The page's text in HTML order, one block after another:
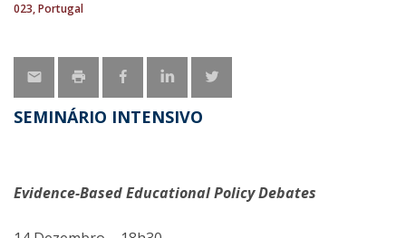
023 Portugal
SEMINÁRIO INTENSIVO
Evidence-Based Educational Policy Debates